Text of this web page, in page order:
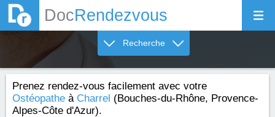
DocRendezvous
Recherche
Prenez rendez-vous facilement avec votre
Ostéopathe à Charrel (Bouches-du-Rhône, Provence-
Alpes-Côte d'Azur).